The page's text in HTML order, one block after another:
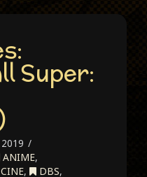
Super:
ANIME,
CINE, DBS,